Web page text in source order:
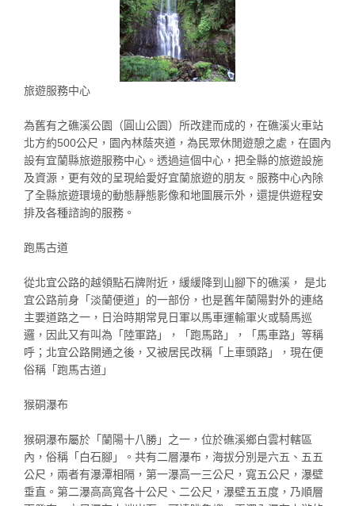
旅遊服務中心
為舊有之礁溪公園（圓山公園）所改建而成的，在礁溪火車站
北方約500公尺，園內林蔭夾道，為民眾休閒遊憩之處，在園內
設有宜蘭縣旅遊服務中心。透過這個中心，把全縣的旅遊設施
及資源，更有效的呈現給愛好宜蘭旅遊的朋友。服務中心內除
了全縣旅遊環境的動態靜態影像和地圖展示外，還提供遊程安
排及各種諮詢的服務。
跑馬古道
從北宜公路的越領點石牌附近，緩緩降到山腳下的礁溪， 是北
宜公路前身「淡蘭便道」的一部份，也是舊年蘭陽對外的連絡
主要道路之一，日治時期常見日軍以馬車運輸軍火或騎馬巡
邏，因此又有叫為「陸軍路」，「跑馬路」，「馬車路」等稱
呼；北宜公路開通之後，又被居民改稱「上車頭路」，現在便
俗稱「跑馬古道」
猴硐瀑布
猴硐瀑布屬於「蘭陽十八勝」之一，位於礁溪鄉白雲村轄區
內，俗稱「白石腳」。共有二層瀑布，海拔分別是六五、五五
公尺，兩者有瀑潭相隔，第一瀑高一三公尺，寬五公尺，瀑壁
垂直。第二瀑高高寬各十公尺、二公尺，瀑壁五五度，乃順層